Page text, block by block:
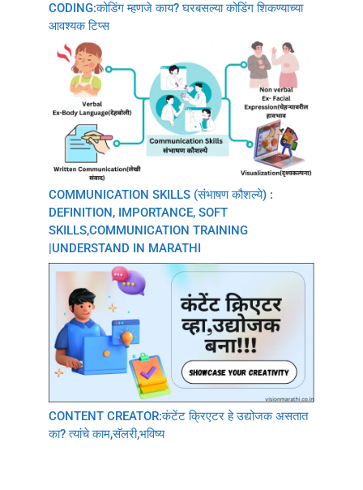
CODING:कोडिंग म्हणजे काय? घरबसल्या कोडिंग शिकण्याच्या
आवश्यक टिप्स
COMMUNICATION SKILLS (संभाषण कौशल्ये) :
DEFINITION, IMPORTANCE, SOFT
SKILLS,COMMUNICATION TRAINING
|UNDERSTAND IN MARATHI
CONTENT CREATOR:कंटेंट क्रिएटर हे उद्योजक असतात
का? त्यांचे काम,सॅलरी,भविष्य